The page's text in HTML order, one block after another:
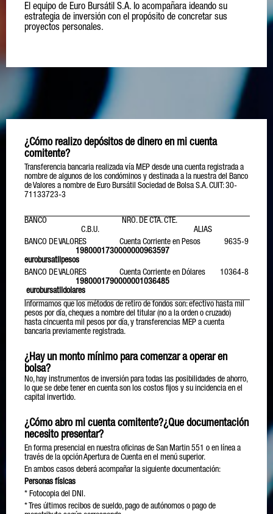
El equipo de Euro Bursátil S.A. lo acompañara ideando su
estrategia de inversión con el propósito de concretar sus
proyectos personales.
¿Cómo realizo depósitos de dinero en mi cuenta
comitente?
Transferencia bancaria realizada vía MEP desde una cuenta registrada a
nombre de algunos de los condóminos y destinada a la nuestra del Banco
de Valores a nombre de Euro Bursátil Sociedad de Bolsa S.A. CUIT: 30-
71133723-3
BANCO NRO. DE CTA. CTE.
C.B.U. ALIAS
BANCO DE VALORES Cuenta Corriente en Pesos 9635-9
1980001730000000963597
eurobursatilpesos
BANCO DE VALORES Cuenta Corriente en Dólares 10364-8
1980001790000001036485
eurobursatildolares
Informamos que los métodos de retiro de fondos son: efectivo hasta mil
pesos por día, cheques a nombre del titular (no a la orden o cruzado)
hasta cincuenta mil pesos por día, y transferencias MEP a cuenta
bancaria previamente registrada.
¿Hay un monto mínimo para comenzar a operar en
bolsa?
No, hay instrumentos de inversión para todas las posibilidades de ahorro,
lo que se debe tener en cuenta son los costos fijos y su incidencia en el
capital invertido.
¿Cómo abro mi cuenta comitente?¿Que documentación
necesito presentar?
En forma presencial en nuestra oficinas de San Martin 551 o en línea a
través de la opción Apertura de Cuenta en el menú superior.
En ambos casos deberá acompañar la siguiente documentación:
Personas físicas
* Fotocopia del DNI.
* Tres últimos recibos de sueldo, pago de autónomos o pago de